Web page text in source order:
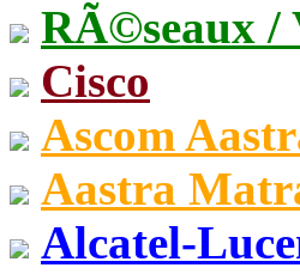
RÃ©seaux /
Cisco
Ascom
Aastra
Alcatel-